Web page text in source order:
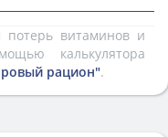
потерь витаминов и
калькулятора
рацион".